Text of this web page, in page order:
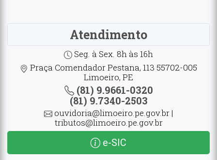
Atendimento
Seg. à Sex. 8h às 16h
Praça Comendador Pestana, 113 55702-005
Limoeiro, PE
(81) 9.9661-0320
(81) 9.7340-2503
ouvidoria@limoeiro.pe.gov.br |
tributos@limoeiro.pe.gov.br
e-SIC